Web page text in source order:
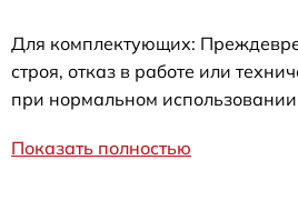
Для комплектующих:
строя, отказ в работе или
при нормальном
Показать полностью